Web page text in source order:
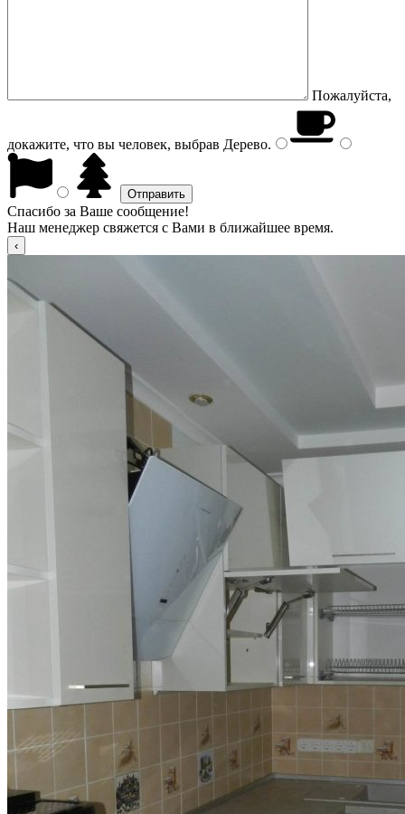
Пожалуйста,
докажите, что вы человек, выбрав Дерево.
Спасибо за Ваше сообщение!
Наш менеджер свяжется с Вами в ближайшее время.